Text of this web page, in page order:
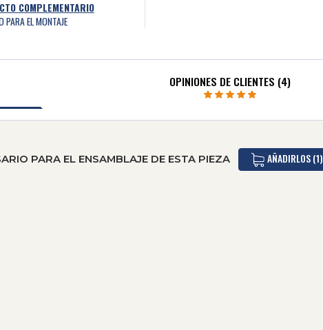
COMPLEMENTARIO
PARA EL MONTAJE
OPINIONES DE CLIENTES (4)
PARA EL ENSAMBLAJE DE ESTA PIEZA AÑADIRLOS (1)